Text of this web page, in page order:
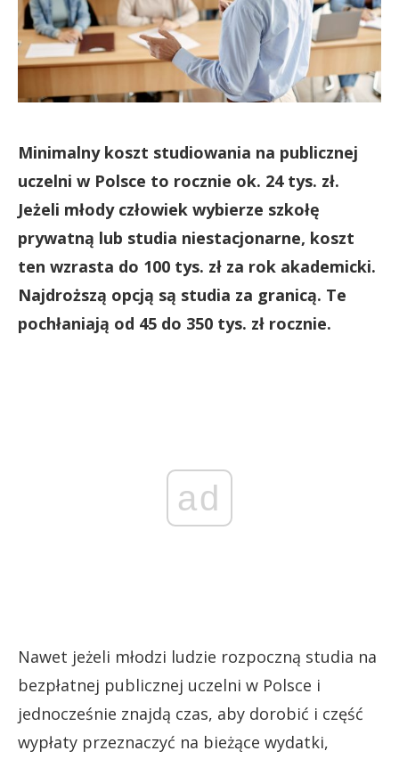
Minimalny koszt studiowania na publicznej
uczelni w Polsce to rocznie ok. 24 tys. zł.
Jeżeli młody człowiek wybierze szkołę
prywatną lub studia niestacjonarne, koszt
ten wzrasta do 100 tys. zł za rok akademicki.
Najdroższą opcją są studia za granicą. Te
pochłaniają od 45 do 350 tys. zł rocznie.
ad
Nawet jeżeli młodzi ludzie rozpoczną studia na
bezpłatnej publicznej uczelni w Polsce i
jednocześnie znajdą czas, aby dorobić i część
wypłaty przeznaczyć na bieżące wydatki,